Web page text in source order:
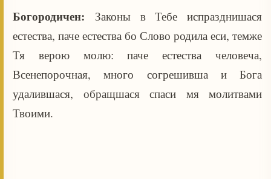
Богородичен: Законы в Тебе испразднишася
естества, паче естества бо Слово родила еси, темже
Тя верою молю: паче естества человеча,
Всенепорочная, много согрешивша и Бога
удалившася, обращшася спаси мя молитвами
Твоими.